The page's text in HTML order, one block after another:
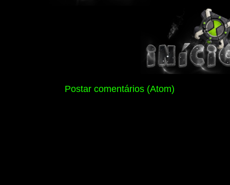
Postar comentários (Atom)